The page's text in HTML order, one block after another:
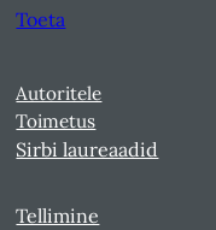
Toeta
Autoritele
Toimetus
Sirbi laureaadid
Tellimine